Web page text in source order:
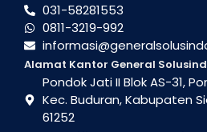
031-58281553
0811-3219-992
Alamat Kantor General
Pondok Jati II Blok AS-31,
Kec. Buduran, Kabupaten
61252